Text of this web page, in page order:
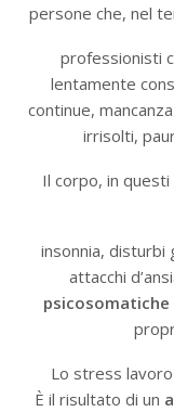
persone che, nel
professionisti
lentamente
continue,
irrisolti,
Il corpo, in
insonnia, disturbi
attacchi
Lo stress
È il risultato di un